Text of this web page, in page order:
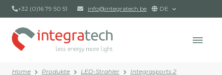
+32 (0)16 79 50 51 info@integratech.be DE
Home Produkte LED-Strahler
Integrasports 2